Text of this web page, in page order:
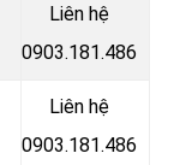
Liên hệ
0903.181.486
Liên hệ
0903.181.486